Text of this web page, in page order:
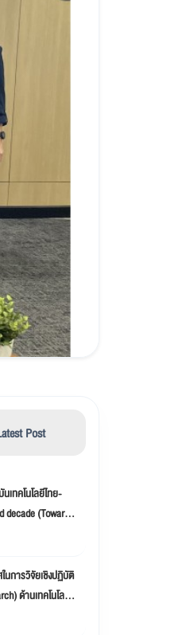
Post
ทคโนโลยีไทย-
(Toward
นการวิจัยเชิงปฏิบัติ
ด้านเทคโนโลยี